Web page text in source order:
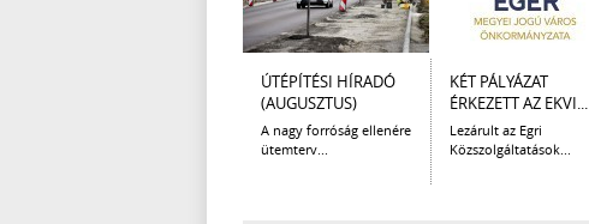
ÚTÉPÍTÉSI HÍRADÓ
(AUGUSZTUS)
A nagy forróság ellenére
ütemterv...
KÉT PÁLYÁZAT
ÉRKEZETT AZ EKVI...
Lezárult az Egri
Közszolgáltatások...